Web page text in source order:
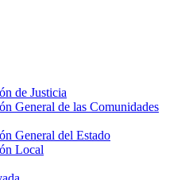
de Justicia
General de las Comunidades
General del Estado
Local